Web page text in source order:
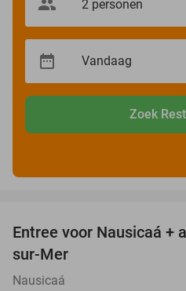
Zoek
Entree voor Nausicaá +
sur-Mer
Nausicaá